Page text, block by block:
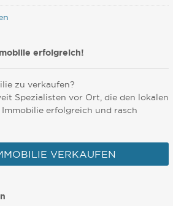
erfolgreich!
zu verkaufen?
Spezialisten vor Ort, die den lokalen
erfolgreich und rasch
VERKAUFEN